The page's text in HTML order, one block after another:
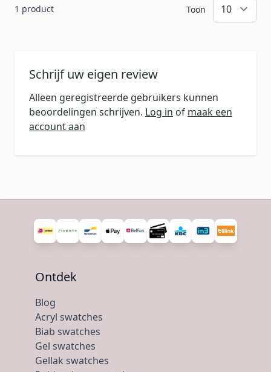
1 product Toon
Schrijf uw eigen review
Alleen geregistreerde gebruikers kunnen
beoordelingen schrijven. Log in of maak een
account aan
Ontdek
Blog
Acryl swatches
Biab swatches
Gel swatches
Gellak swatches